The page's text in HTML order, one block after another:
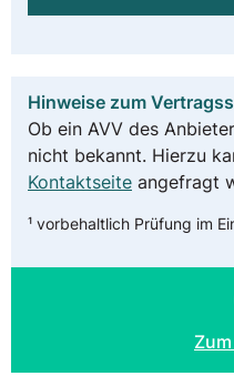
Hinweise zum
Ob ein AVV des
nicht bekannt. Hierzu
Kontaktseite angefragt
¹ vorbehaltlich Prüfung im